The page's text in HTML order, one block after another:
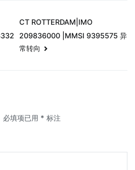
CT ROTTERDAM|IMO
209836000 |MMSI 9395575 异
常转向
必填项已用 * 标注